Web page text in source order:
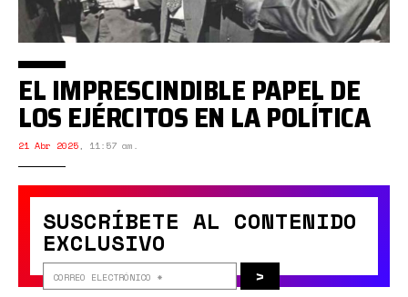
SUSCRÍBETE AL CONTENIDO
EXCLUSIVO
>
EL IMPRESCINDIBLE PAPEL DE
LOS EJÉRCITOS EN LA POLÍTICA
21 Abr 2025, 11:57 am.